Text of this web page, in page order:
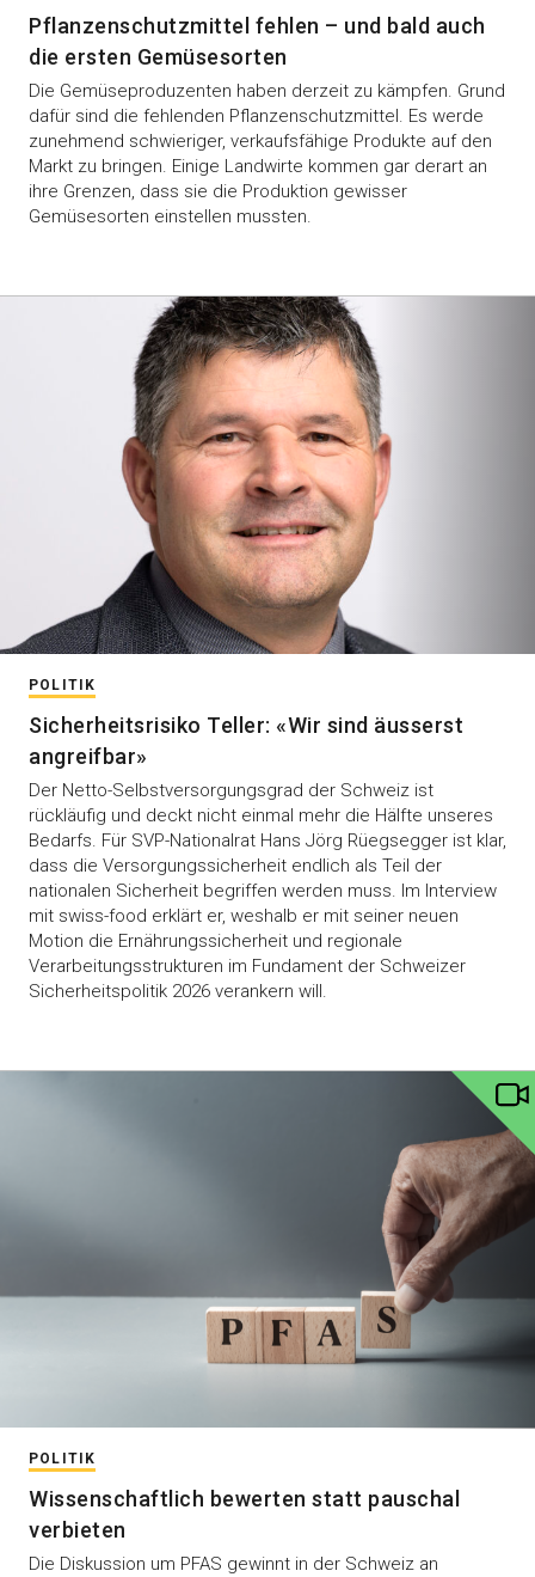
Pflanzenschutzmittel fehlen – und bald auch
die ersten Gemüsesorten
Die Gemüseproduzenten haben derzeit zu kämpfen. Grund
dafür sind die fehlenden Pflanzenschutzmittel. Es werde
zunehmend schwieriger, verkaufsfähige Produkte auf den
Markt zu bringen. Einige Landwirte kommen gar derart an
ihre Grenzen, dass sie die Produktion gewisser
Gemüsesorten einstellen mussten.
POLITIK
Sicherheitsrisiko Teller: «Wir sind äusserst
angreifbar»
Der Netto-Selbstversorgungsgrad der Schweiz ist
rückläufig und deckt nicht einmal mehr die Hälfte unseres
Bedarfs. Für SVP-Nationalrat Hans Jörg Rüegsegger ist klar,
dass die Versorgungssicherheit endlich als Teil der
nationalen Sicherheit begriffen werden muss. Im Interview
mit swiss-food erklärt er, weshalb er mit seiner neuen
Motion die Ernährungssicherheit und regionale
Verarbeitungsstrukturen im Fundament der Schweizer
Sicherheitspolitik 2026 verankern will.
POLITIK
Wissenschaftlich bewerten statt pauschal
verbieten
Die Diskussion um PFAS gewinnt in der Schweiz an